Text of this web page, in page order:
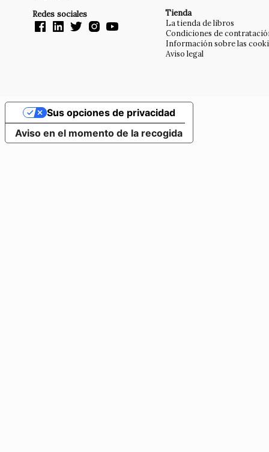
Redes sociales Tienda
La tienda de libros
Condiciones de
Información sobre las
Aviso legal
Aviso en el momento de la recogida
Sus opciones de privacidad